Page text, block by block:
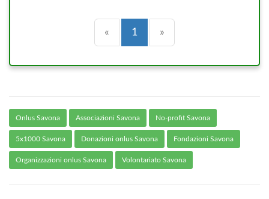
« Precedente
1 (current)
»
Onlus Savona Associazioni Savona No-profit Savona
5x1000 Savona Donazioni onlus Savona Fondazioni Savona
Organizzazioni onlus Savona Volontariato Savona